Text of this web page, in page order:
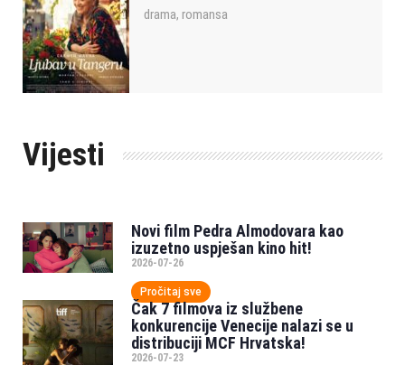
drama, romansa
Vijesti
Novi film Pedra Almodovara kao
izuzetno uspješan kino hit!
2026-07-26
Pročitaj sve
Čak 7 filmova iz službene
konkurencije Venecije nalazi se u
distribuciji MCF Hrvatska!
2026-07-23